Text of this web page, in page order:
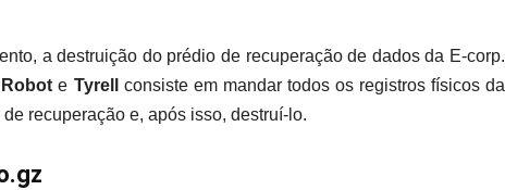
a destruição do prédio de recuperação de dados da E-corp.
Robot e Tyrell
consiste em mandar todos os registros físicos da
recuperação e, após isso, destruí-lo.